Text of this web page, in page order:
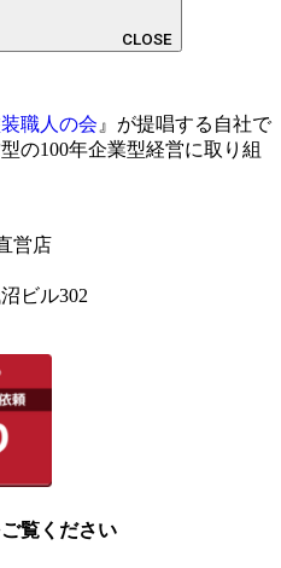
CLOSE
職人の会 』が提唱する自社で
の100年企業型経営に取り組
営店
ビル302
覧ください